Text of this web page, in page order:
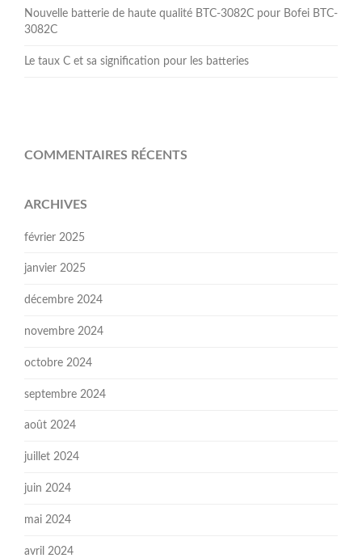
Nouvelle batterie de haute qualité BTC-3082C pour Bofei BTC-
3082C
Le taux C et sa signification pour les batteries
COMMENTAIRES RÉCENTS
ARCHIVES
février 2025
janvier 2025
décembre 2024
novembre 2024
octobre 2024
septembre 2024
août 2024
juillet 2024
juin 2024
mai 2024
avril 2024